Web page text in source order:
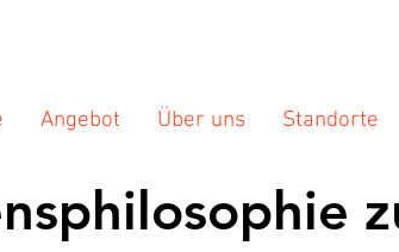
Angebot Über uns Standorte